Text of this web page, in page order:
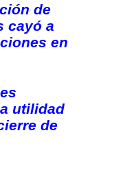
de
cayó a
en
utilidad
de